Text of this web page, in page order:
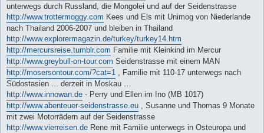
unterwegs durch Russland, die Mongolei und auf der Seidenstrasse
http://www.trottermoggy.com Kees und Els mit Unimog von Niederlande
nach Thailand 2006-2007 und bleiben in Thailand
http://www.explorermagazin.de/turkey/turkey14.htm
http://mercursreise.tumblr.com Familie mit Kleinkind im Mercur
http://www.greybull-on-tour.com Seidenstrasse mit einem MAN
http://mosersontour.com/?cat=1
, Familie mit 110-17 unterwegs nach
Südostasien ... derzeit in Moskau …
http://www.innowan.de - Perry und Ellen im Ino (MB 1017)
http://www.abenteuer-seidenstrasse.eu , Susanne und Thomas 9 Monate
mit zwei Motorrädern auf der Seidenstrasse
http://www.vierreisen.de Rene mit Familie unterwegs in Osteuropa und